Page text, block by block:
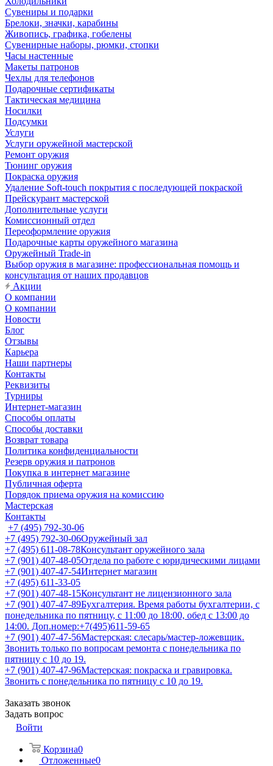
Сувениры и подарки
Брелоки, значки, карабины
Живопись, графика, гобелены
Сувенирные наборы, рюмки, стопки
Часы настенные
Макеты патронов
Чехлы для телефонов
Подарочные сертификаты
Тактическая медицина
Носилки
Подсумки
Услуги
Услуги оружейной мастерской
Ремонт оружия
Тюнинг оружия
Покраска оружия
Удаление Soft-touch покрытия с последующей покраской
Прейскурант мастерской
Дополнительные услуги
Комиссионный отдел
Переоформление оружия
Подарочные карты оружейного магазина
Оружейный Trade-in
Выбор оружия в магазине: профессиональная помощь и
консультация от наших продавцов
Акции
О компании
О компании
Новости
Блог
Отзывы
Карьера
Наши партнеры
Контакты
Реквизиты
Турниры
Интернет-магазин
Способы оплаты
Способы доставки
Возврат товара
Политика конфиденциальности
Резерв оружия и патронов
Покупка в интернет магазине
Публичная оферта
Порядок приема оружия на комиссию
Мастерская
Контакты
+7 (495) 792-30-06
+7 (495) 792-30-06Оружейный зал
+7 (495) 611-08-78Консультант оружейного зала
+7 (901) 407-48-05Отдела по работе с юридическими лицами
+7 (901) 407-47-54Интернет магазин
+7 (495) 611-33-05
+7 (901) 407-48-15Консультант не лицензионного зала
+7 (901) 407-47-89Бухгалтерия. Время работы бухгалтерии, с
понедельника по пятницу, с 11:00 до 18:00, обед с 13:00 до
14:00. Доп.номер:+7(495)611-59-65
+7 (901) 407-47-56Мастерская: слесарь/мастер-ложевщик.
Звонить только по вопросам ремонта с понедельника по
пятницу с 10 до 19.
+7 (901) 407-47-96Мастерская: покраска и гравировка.
Звонить с понедельника по пятницу с 10 до 19.
Заказать звонок
Задать вопрос
Войти
Корзина0
Отложенные0